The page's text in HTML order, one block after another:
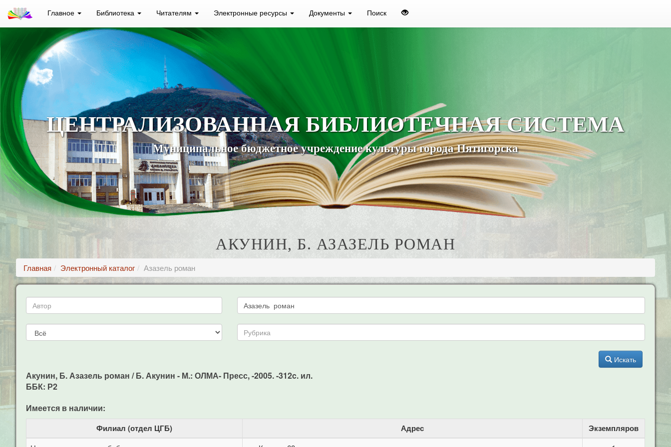
Главное Библиотека Читателям Электронные ресурсы Документы Поиск
ЦЕНТРАЛИЗОВАННАЯ БИБЛИОТЕЧНАЯ СИСТЕМА
Муниципальное бюджетное учреждение культуры города Пятигорска
АКУНИН, Б. АЗАЗЕЛЬ РОМАН
Главная Электронный каталог Азазель роман
Искать
Акунин, Б. Азазель роман / Б. Акунин - М.: ОЛМА- Пресс, -2005. -312c. ил.
ББК: Р2
Имеется в наличии:
Филиал (отдел ЦГБ) Адрес Экземпляров